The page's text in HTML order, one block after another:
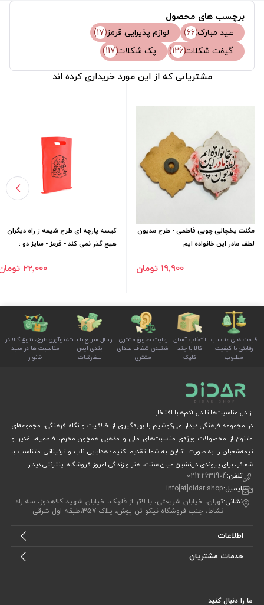
برچسب های محصول
عید مبارک(66) لوازم پذیرایی قرمز(17)
گیفت شکلات(126) پک شکلات(117)
مشتریانی که از این مورد خریداری کرده اند
مگنت یخچالی چوبی فاطمی - طرح مدیون
لطف مادر این خانواده ایم
19٬900 تومان
کیسه پارچه ای طرح شیعه ز راه دیگران
هیچ گذر نمی کند - قرمز - سایز دو :
22٬000 تومان
قیمت های مناسب
رقابتی با کیفیت
مطلوب
انتخاب آسان
کالا با چند
کلیک
رعایت حقوق مشتری
شنیدن شفاف صدای
مشتری
ارسال سریع با بسته
بندی ایمن
سفارشات
نوآوری طرح، تنوع کالا در
مناسبت ها در سبد
خانوار
از دل مناسبت‌ها تا دل آدم‌هابا افتخار
در مجموعه فرهنگی دیدار می‌کوشیم با بهره‌گیری از خلاقیت و نگاه فرهنگی، مجموعه‌ای
متنوع از محصولات ویژه‌ی مناسبت‌های ملی و مذهبی همچون محرم، فاطمیه، غدیر و
نیمه‌شعبان را به صورت آنلاین به شما تقدیم کنیم؛ هدایایی ناب و تزئیناتی متناسب با
شعائر، برای پیوندی دل‌نشین میان سنت، هنر و زندگی امروز.فروشگاه اینترنتی دیدار
تلفن:02122631904
ایمیل:info[at]didar.shop
نشانی:تهران، خیابان شریعتی، با لاتر از قلهک، خیابان شهید کلاهدوز، سه راه
نشاط، جنب فروشگاه نیکو تن پوش، پلاک 357،طبقه اول شرقی
اطلاعات
خدمات مشتریان
ما را دنبال کنید